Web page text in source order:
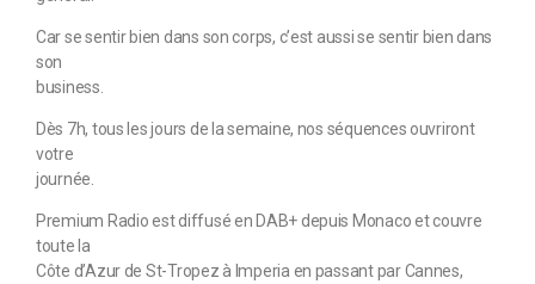
Car se sentir bien dans son corps, c’est aussi se sentir bien dans
son
business.
Dès 7h, tous les jours de la semaine, nos séquences ouvriront
votre
journée.
Premium Radio est diffusé en DAB+ depuis Monaco et couvre
toute la
Côte d’Azur de St-Tropez à Imperia en passant par Cannes,